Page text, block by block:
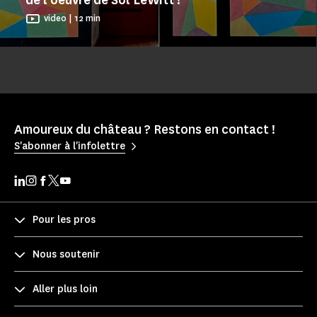
video | 12 min
Amoureux du château ? Restons en contact !
S'abonner à l'infolettre
Pour les pros
Nous soutenir
Aller plus loin